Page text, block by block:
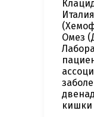
Омез
кишки